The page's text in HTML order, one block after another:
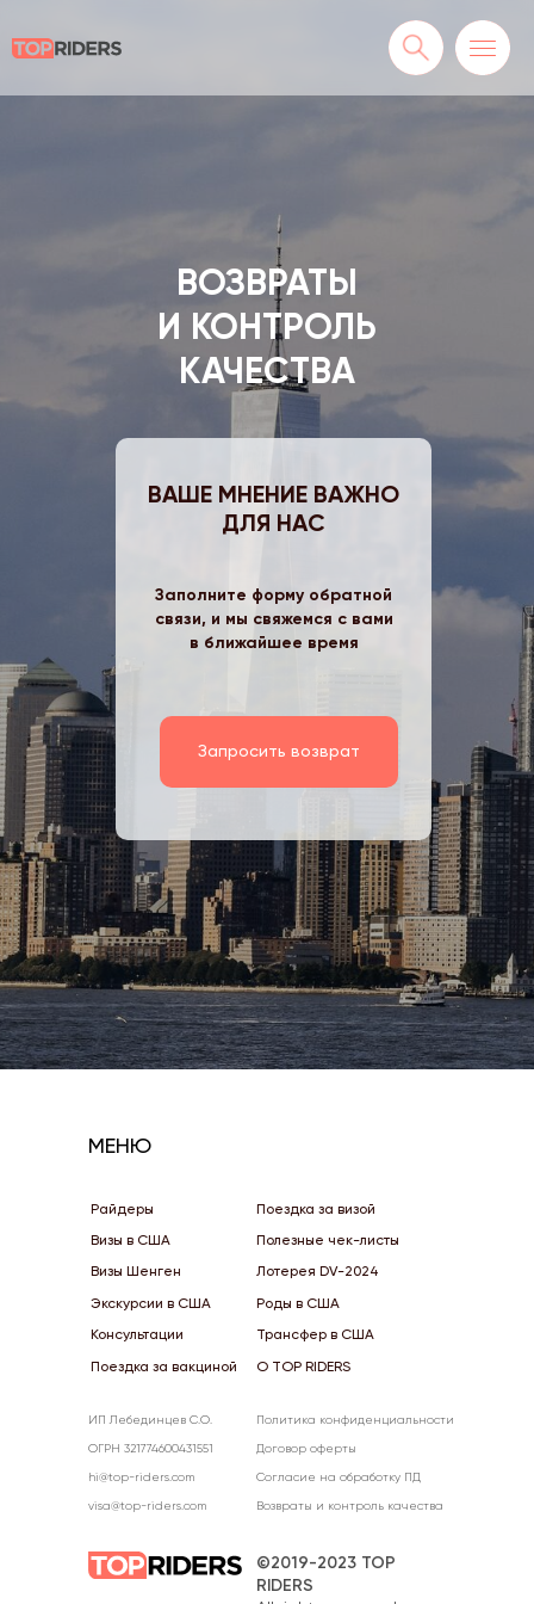
ВОЗВРАТЫ
И КОНТРОЛЬ
КАЧЕСТВА
ВАШЕ МНЕНИЕ ВАЖНО
ДЛЯ НАС
Заполните форму обратной
связи, и мы свяжемся с вами
в ближайшее время
Запросить возврат
Поездка за визой
Полезные чек-листы
Роды в США
Лотерея DV-2024
Трансфер в США
ИП Лебединцев С.О.
ОГРН 321774600431551
hi@top-riders.com
Политика конфиденциальности
Договор оферты
Согласие на обработку ПД
Возвраты и контроль качества
Визы Шенген
Консультации
Поездка за вакциной
©2019-2023 TOP
RIDERS
Райдеры
Визы в США
Экскурсии в США
МЕНЮ
О TOP RIDERS
visa@top-riders.com